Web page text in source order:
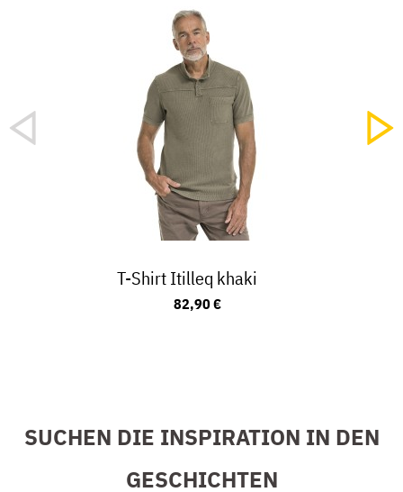
T-Shirt Itilleq khaki
82,90 €
SUCHEN DIE INSPIRATION IN DEN
GESCHICHTEN